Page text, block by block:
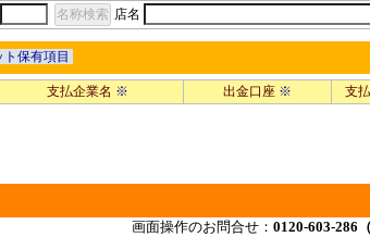
店名
保有項目
支払企業名 ※ 出金口座 ※ 支
画面操作のお問合せ： 0120-603-286